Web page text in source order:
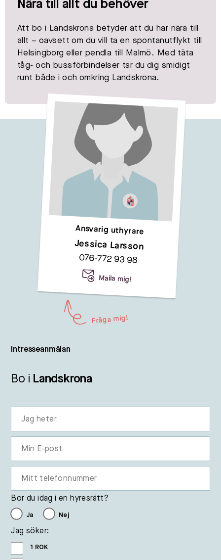
Nära till allt du behöver
Att bo i Landskrona betyder att du har nära till
allt – oavsett om du vill ta en spontanutflykt till
Helsingborg eller pendla till Malmö. Med täta
tåg- och bussförbindelser tar du dig smidigt
runt både i och omkring Landskrona.
Intresseanmälan
Bo i Landskrona
Bor du idag i en hyresrätt?
Ja Nej
Jag söker:
1 ROK
Ansvarig uthyrare
Jessica Larsson
076-772 93 98
Maila mig!
Fråga mig!